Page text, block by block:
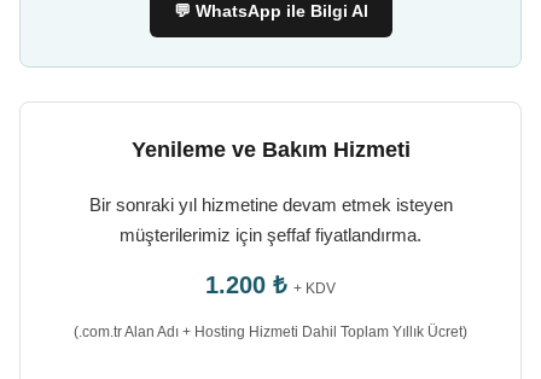
💬 WhatsApp ile Bilgi Al
Yenileme ve Bakım Hizmeti
Bir sonraki yıl hizmetine devam etmek isteyen
müşterilerimiz için şeffaf fiyatlandırma.
1.200 ₺ + KDV
(.com.tr Alan Adı + Hosting Hizmeti Dahil Toplam Yıllık Ücret)